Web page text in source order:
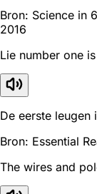
Bron: Science in
2016
Lie number one
De eerste leugen
Bron: Essential
The wires and